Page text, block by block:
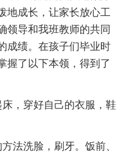
地成长，让家长放心工
领导和我班教师的共同
成绩。在孩子们毕业时
握了以下本领，得到了
，穿好自己的衣服，鞋
洗脸，刷牙。饭前、